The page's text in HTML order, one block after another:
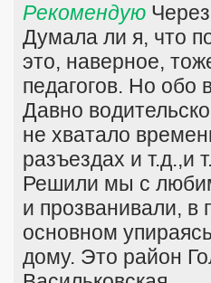
Рекомендую
Думала ли я, что
это, наверное,
педагогов. Но обо
Давно
не хватало
разъездах и т.д.,и
Решили мы с
и прозванивали, в
основном
дому. Это район